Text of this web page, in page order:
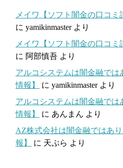
メイワ【ソフト闇金の口コ
に yamikinmasterより
メイワ【ソフト闇金の口コ
に 阿部慎吾 より
アルコシステムは闇金融では
情報】
に yamikinmasterより
アルコシステムは闇金融では
情報】
に あんまん より
AZ株式会社は闇金融ではあ
報】
に 天ぷら より